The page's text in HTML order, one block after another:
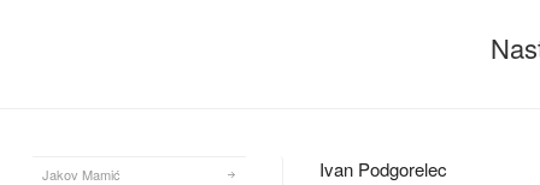
Ivan Podgorelec
Jakov Mamić